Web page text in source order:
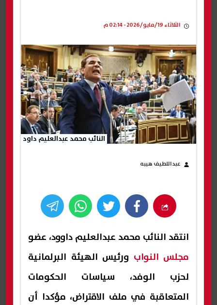
الثلاثاء 19/مايو/2026 - 02:14 م
النائب محمد عبدالعليم داود
عبداللطيف هيبه
انتقد النائب محمد عبدالعليم داوود، عضو
مجلس النواب ورئيس الهيئة البرلمانية
لحزب الوفد، سياسات الحكومات
المتعاقبة في ملف الاقتراض، مؤكدا أن